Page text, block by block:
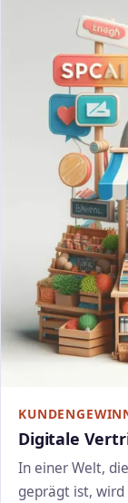
Digitale
In einer Welt,
geprägt ist,